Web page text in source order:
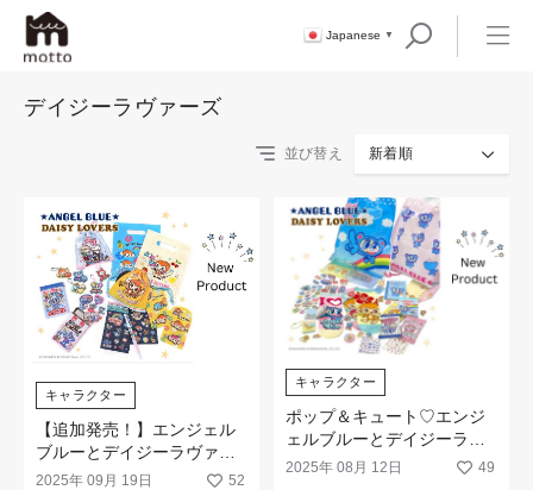
Japanese ▼
デイジーラヴァーズ
並び替え 新着順
キャラクター
【追加発売！】エンジェル
ブルーとデイジーラヴァー
ズの新商品が追加で登場！
2025年 09月 19日 52
キャラクター
ポップ＆キュート♡エンジ
ェルブルーとデイジーラヴ
ァーズの新商品が新発売！
2025年 08月 12日 49